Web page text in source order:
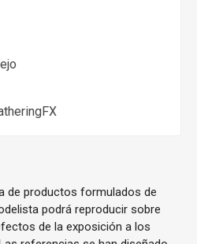
de productos formulados de
podrá reproducir sobre
de la exposición a los